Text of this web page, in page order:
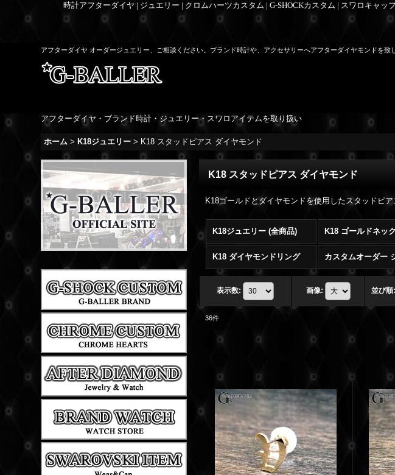
時計アフターダイヤ | ジュエリー | クロムハーツカスタム | G-SHOCKカスタム | スワロキャ
アフターダイヤ オーダージュエリー、ご相談ください。ブランド時計や、アクセサリーへアフターダイヤモンドを致
アフターダイヤ・ブランド時計・ジュエリー・スワロアイテムを取り扱い
ホーム > K18ジュエリー > K18 スタッドピアス ダイヤモンド
K18 スタッドピアス ダイヤモンド
K18ゴールドとダイヤモンドを使用したスタッドピ
K18ジュエリー (全商品)
K18 ダイヤモンドリング
表示数: 画像: 並び順:
36件